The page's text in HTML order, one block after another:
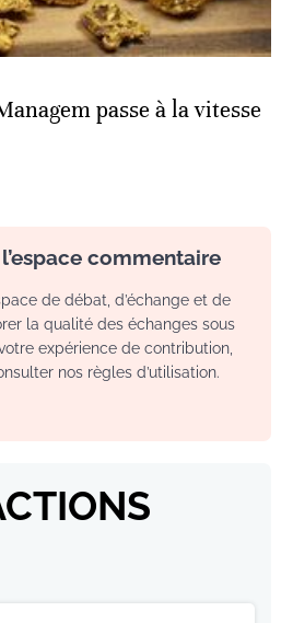
passe à la vitesse
commentaire
de débat, d’échange et de
la qualité des échanges sous
expérience de contribution,
nos règles d’utilisation.